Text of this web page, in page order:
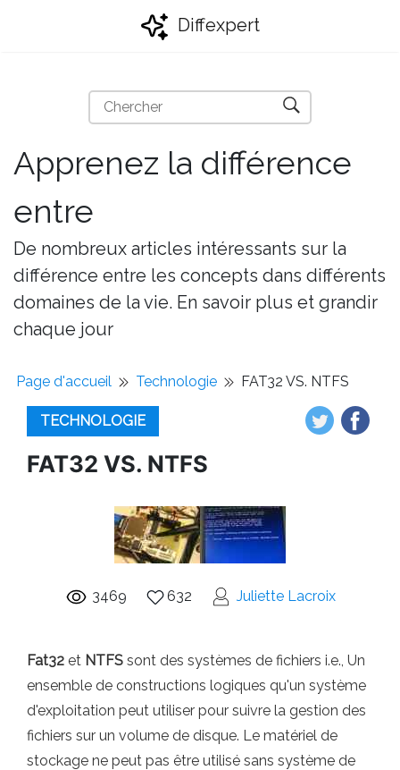
Diffexpert
Apprenez la différence
entre
De nombreux articles intéressants sur la
différence entre les concepts dans différents
domaines de la vie. En savoir plus et grandir
chaque jour
Page d'accueil Technologie FAT32 VS. NTFS
TECHNOLOGIE
FAT32 VS. NTFS
3469 632 Juliette Lacroix
Fat32 et NTFS sont des systèmes de fichiers i.e., Un
ensemble de constructions logiques qu'un système
d'exploitation peut utiliser pour suivre la gestion des
fichiers sur un volume de disque. Le matériel de
stockage ne peut pas être utilisé sans système de